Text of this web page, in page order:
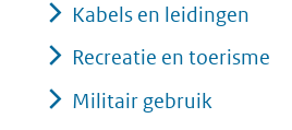
Kabels en leidingen
Recreatie en toerisme
Militair gebruik